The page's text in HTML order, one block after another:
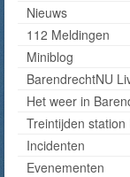
Nieuws
112 Meldingen
Miniblog
BarendrechtNU
Het weer in
Treintijden
Incidenten
Evenementen